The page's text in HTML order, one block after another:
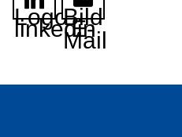
Logo
linkedin
Bild
E-
Mail